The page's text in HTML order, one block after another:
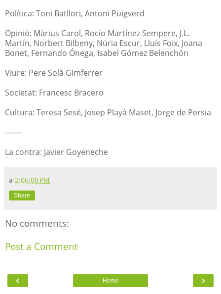
Política: Toni Batllori, Antoni Puigverd
Opinió: Màrius Carol, Rocío Martínez Sempere, J.L.
Martín, Norbert Bilbeny, Núria Escur, Lluís Foix, Joana
Bonet, Fernando Ónega, Isabel Gómez Belenchón
Viure: Pere Solà Gimferrer
Societat: Francesc Bracero
Cultura: Teresa Sesé, Josep Playà Maset, Jorge de Persia
-------
La contra: Javier Goyeneche
a 2:06:00 PM
Share
No comments:
Post a Comment
‹ ›
Home